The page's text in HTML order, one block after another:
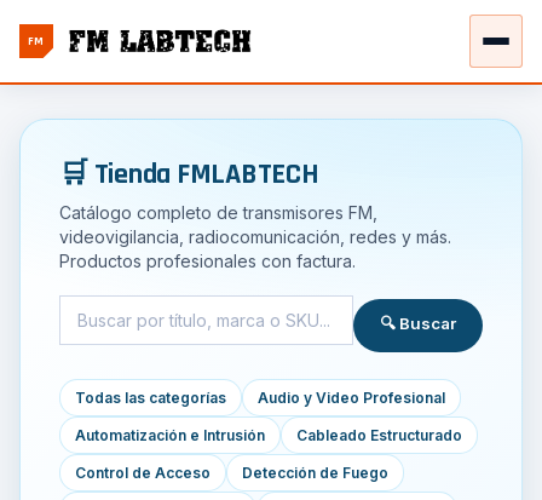
FM
🛒 Tienda FMLABTECH
Catálogo completo de transmisores FM,
videovigilancia, radiocomunicación, redes y más.
Productos profesionales con factura.
🔍 Buscar
Todas las categorías Audio y Video Profesional
Automatización e Intrusión Cableado Estructurado
Control de Acceso Detección de Fuego